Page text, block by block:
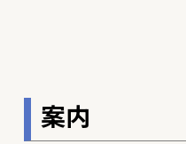
案内